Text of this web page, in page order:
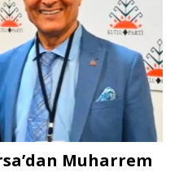
Muharrem